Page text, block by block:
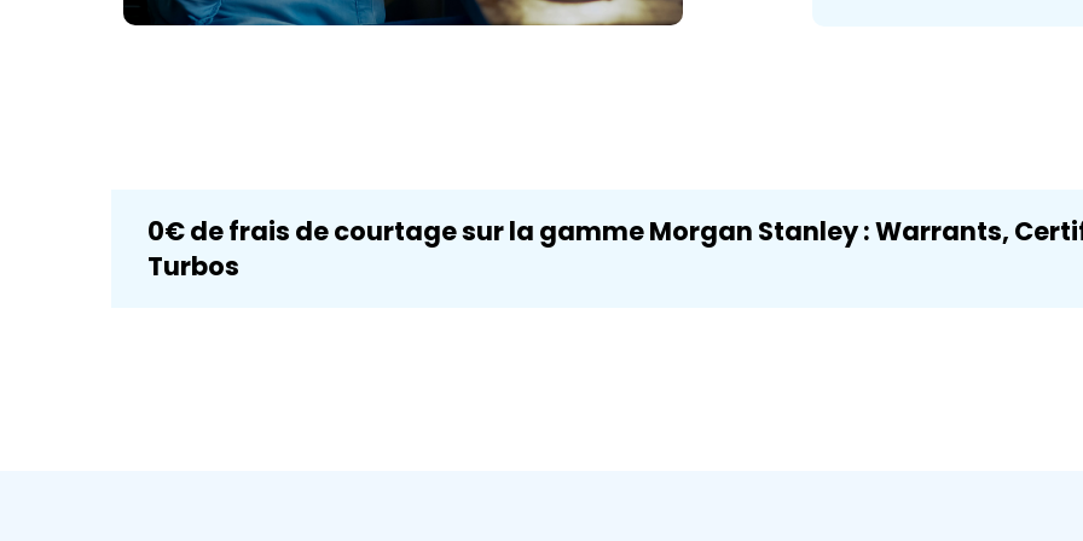
0€ de frais de courtagesur la gamme Morgan Stanley : Warrants,
Turbos